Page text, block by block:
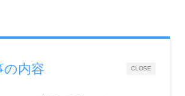
CLOSE
の内容